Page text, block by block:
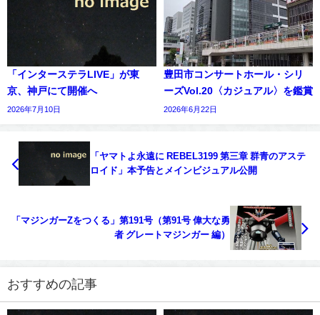
「インターステラLIVE」が東
京、神戸にて開催へ
2026年7月10日
豊田市コンサートホール・シリ
ーズVol.20〈カジュアル〉を鑑賞
2026年6月22日
「ヤマトよ永遠に REBEL3199 第三章 群青のアステ
ロイド」本予告とメインビジュアル公開
「マジンガーZをつくる」第191号（第91号 偉大な勇
者 グレートマジンガー 編）
おすすめの記事